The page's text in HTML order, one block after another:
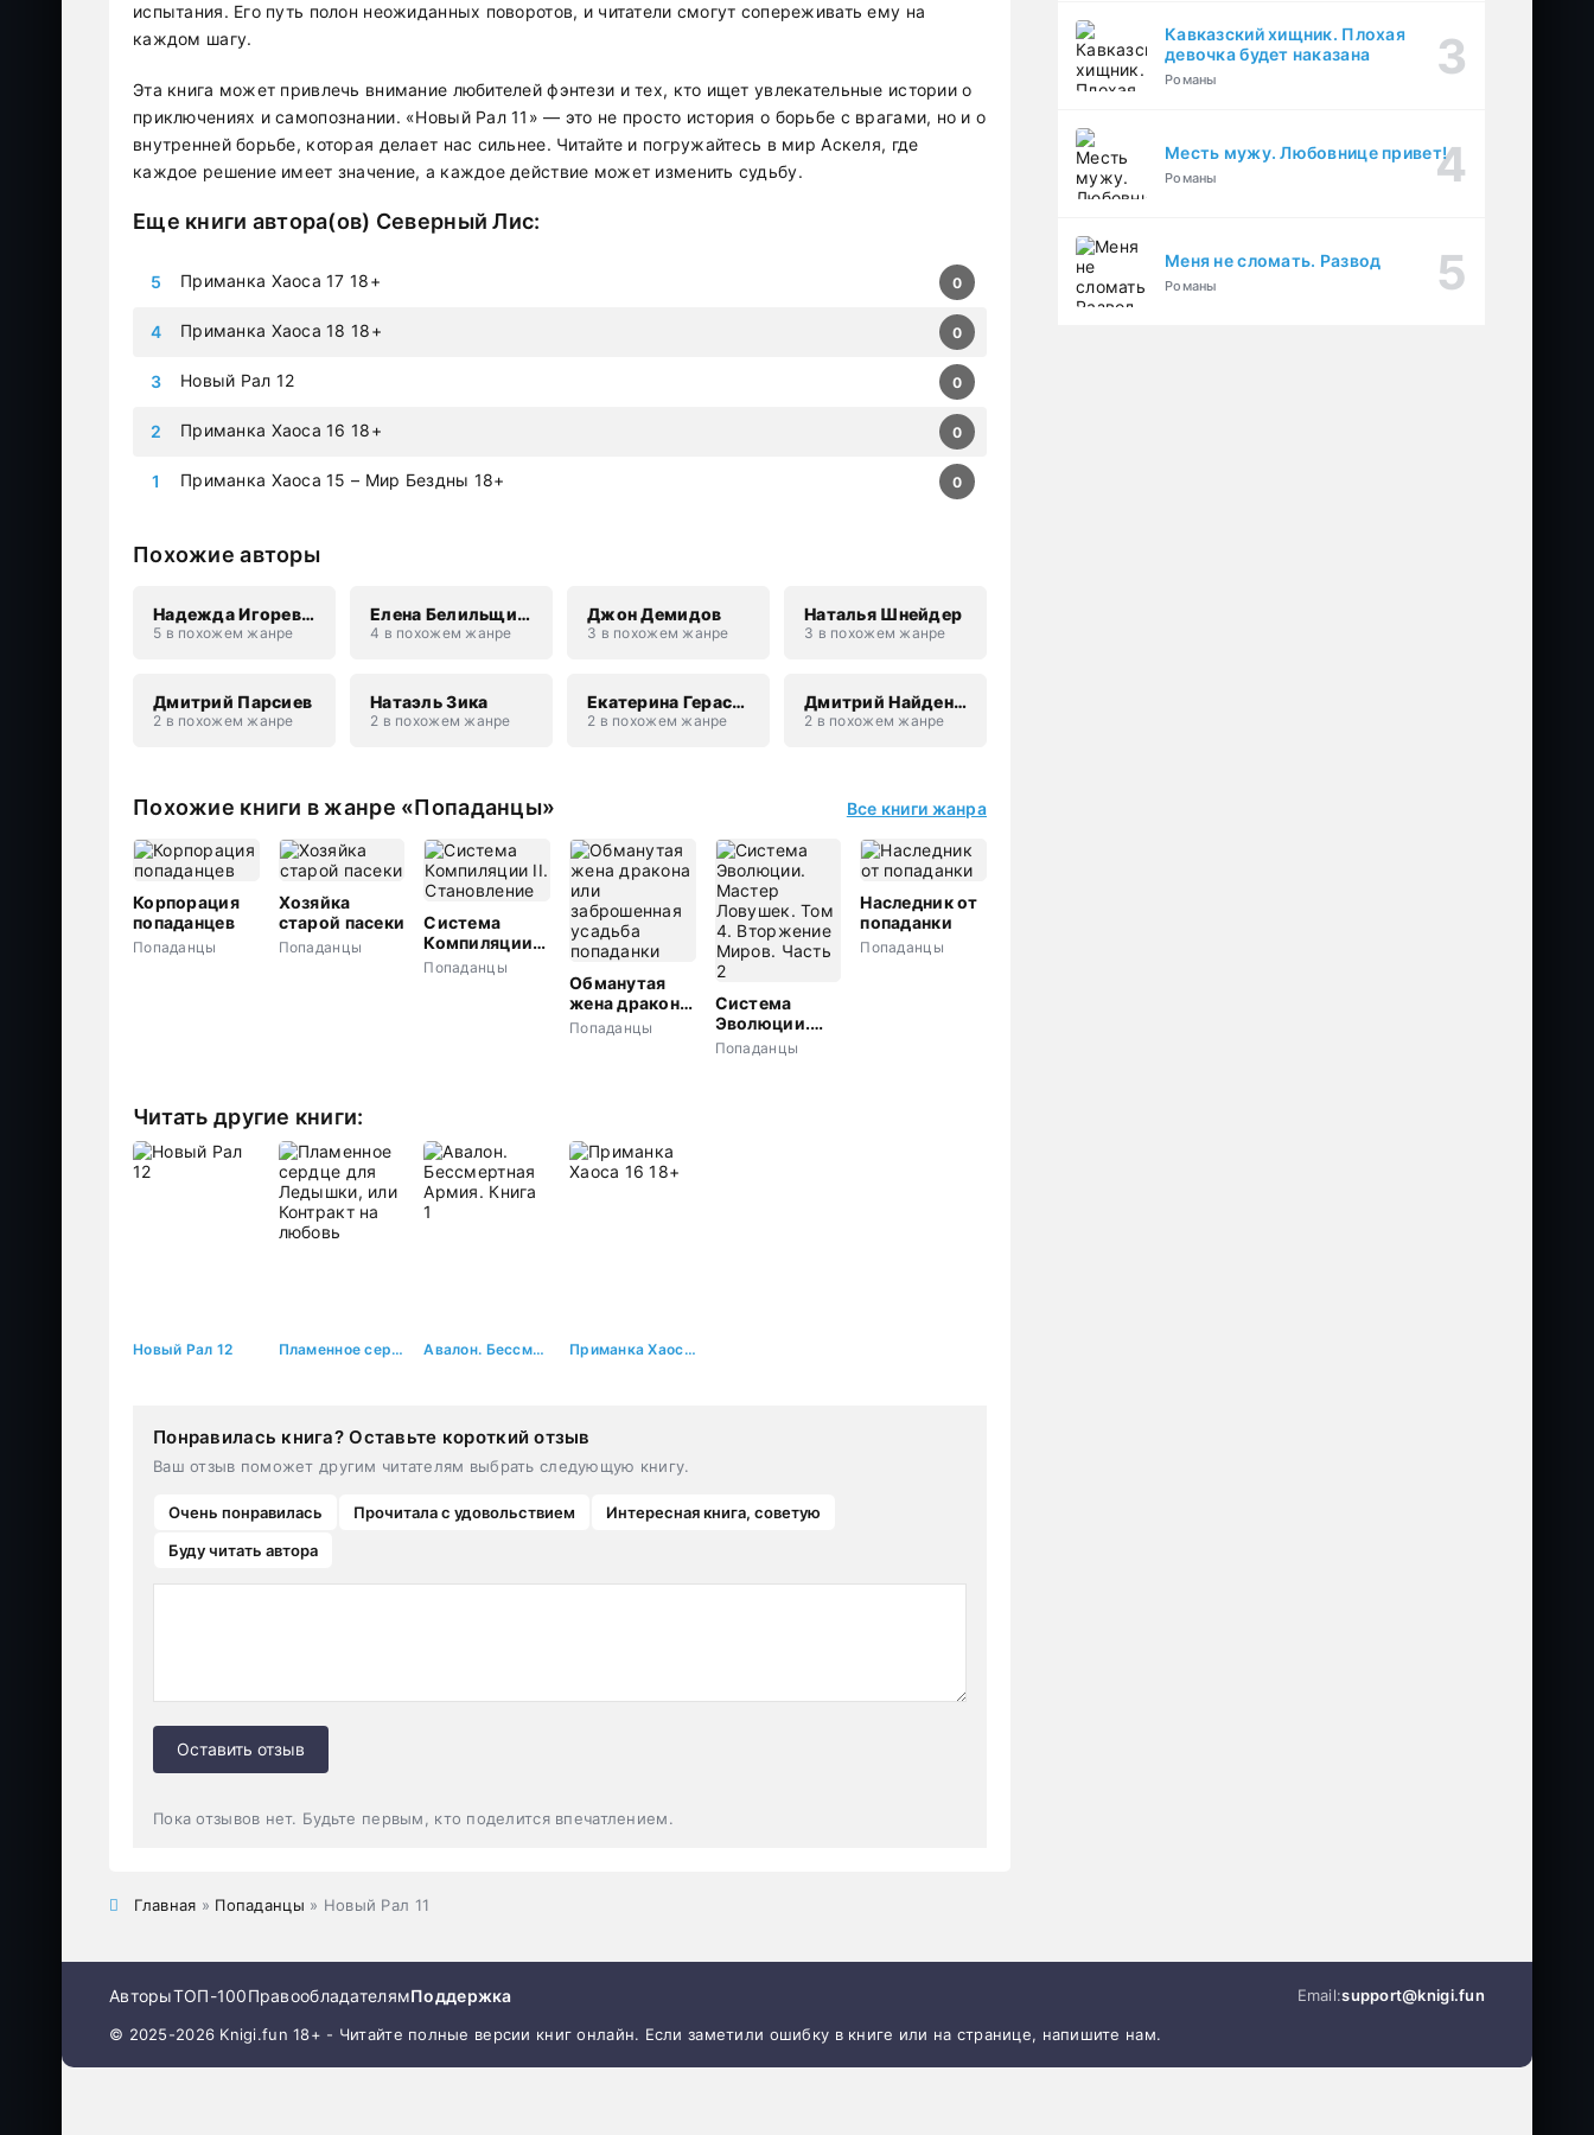
испытания. Его путь полон неожиданных поворотов, и читатели смогут сопереживать ему на
каждом шагу.
Эта книга может привлечь внимание любителей фэнтези и тех, кто ищет увлекательные истории о
приключениях и самопознании. «Новый Рал 11» — это не просто история о борьбе с врагами, но и о
внутренней борьбе, которая делает нас сильнее. Читайте и погружайтесь в мир Аскеля, где
каждое решение имеет значение, а каждое действие может изменить судьбу.
Еще книги автора(ов) Северный Лис:
Приманка Хаоса 15 – Мир Бездны 18+ 0
Приманка Хаоса 16 18+ 0
Новый Рал 12 0
Приманка Хаоса 18 18+ 0
Приманка Хаоса 17 18+ 0
Похожие авторы
Надежда Игоревна Соколова
5 в похожем жанре
Елена Белильщикова
4 в похожем жанре
Джон Демидов
3 в похожем жанре
Наталья Шнейдер
3 в похожем жанре
Дмитрий Парсиев
2 в похожем жанре
Натаэль Зика
2 в похожем жанре
Екатерина Гераскина
2 в похожем жанре
Дмитрий Найденов
2 в похожем жанре
Похожие книги в жанре «Попаданцы» Все книги жанра
Корпорация
попаданцев
Попаданцы
Хозяйка
старой пасеки
Попаданцы
Система
Компиляции
II.
Попаданцы
Обманутая
жена дракона
или
Попаданцы
Система
Эволюции.
Мастер
Попаданцы
Наследник от
попаданки
Попаданцы
Читать другие книги:
Новый Рал 12 Пламенное сердце для Ледышки, или Контракт на любовь Авалон. Бессмертная Армия. Книга 1 Приманка Хаоса 16 18+
Понравилась книга? Оставьте короткий отзыв
Ваш отзыв поможет другим читателям выбрать следующую книгу.
Очень понравилась Прочитала с удовольствием
Интересная книга, советую
Буду читать автора
Оставить отзыв
Пока отзывов нет. Будьте первым, кто поделится впечатлением.
Главная » Попаданцы » Новый Рал 11
Кавказский хищник. Плохая
девочка будет наказана
Романы
Месть мужу. Любовнице привет!
Романы
Меня не сломать. Развод
Романы
АвторыТОП-100ПравообладателямПоддержка Email:support@knigi.fun
© 2025-2026 Knigi.fun 18+ - Читайте полные версии книг онлайн. Если заметили ошибку в книге или на странице, напишите нам.